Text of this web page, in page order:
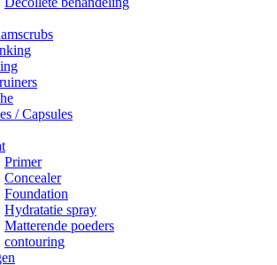
/ Capsules
Primer
Concealer
Foundation
Hydratatie spray
Matterende poeders
contouring